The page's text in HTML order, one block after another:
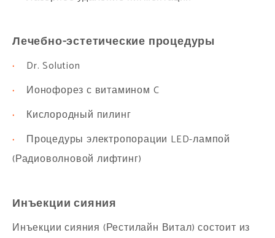
Лечебно-эстетические процедуры
· Dr. Solution
· Ионофорез с витамином C
· Кислородный пилинг
· Процедуры электропорации LED-лампой
(Радиоволновой лифтинг)
Инъекции сияния
Инъекции сияния (Рестилайн Витал) состоит из